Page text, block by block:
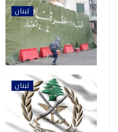
لبنان
لبنان